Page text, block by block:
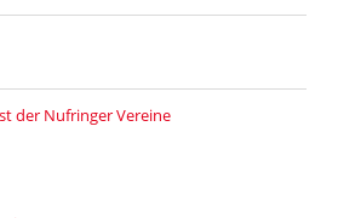
der Nufringer Vereine